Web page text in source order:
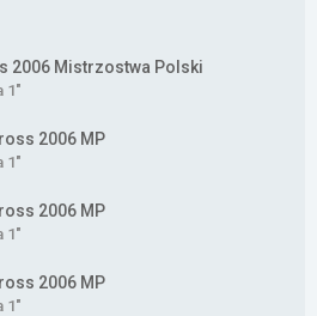
2006 Mistrzostwa Polski
1"
2006 MP
1"
2006 MP
1"
2006 MP
1"